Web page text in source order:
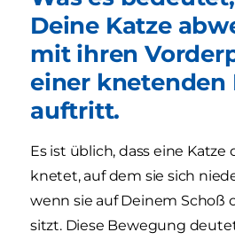
Deine Katze
mit ihren
einer knetenden
auftritt.
Es ist üblich, dass eine
knetet, auf dem sie sich
wenn sie auf Deinem Schoß
sitzt. Diese Bewegung